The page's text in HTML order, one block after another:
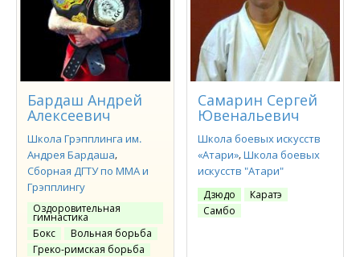
Бардаш Андрей
Алексеевич
Школа Грэпплинга им.
Андрея Бардаша
Сборная ДГТУ по ММА и
Грэпплингу
Оздоровительная
гимнастика
Бокс
Вольная борьба
Греко-римская борьба
Самарин Сергей
Ювенальевич
Школа боевых искусств
«Атари» Школа боевых
искусств "Атари"
Дзюдо
Каратэ
Самбо